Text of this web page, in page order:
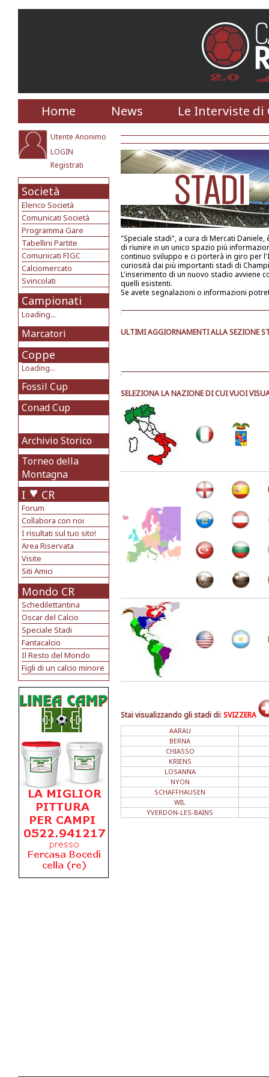
Home News Le Interviste di
Utente Anonimo
LOGIN
Registrati
Società
Elenco Società
Comunicati Società
Programma Gare
Tabellini Partite
Comunicati FIGC
Calciomercato
Svincolati
Campionati
Loading...
Marcatori
Coppe
Loading...
Fossil Cup
Conad Cup
Archivio Storico
Torneo della
Montagna
I CR
Forum
Collabora con noi
I risultati sul tuo sito!
Area Riservata
Visite
Siti Amici
Mondo CR
Schedilettantina
Oscar del Calcio
Speciale Stadi
Fantacalcio
Il Resto del Mondo
Figli di un calcio minore
"Speciale stadi", a cura di Mercati
di riunire in un unico spazio più
continuo sviluppo e ci porterà in giro per
curiosità dai più importanti stadi di
L'inserimento di un nuovo stadio avviene
quelli esistenti.
Se avete segnalazioni o informazioni
ULTIMI AGGIORNAMENTI ALLA SEZIONE
SELEZIONA LA NAZIONE DI CUI VUOI
Stai visualizzando gli stadi di:SVIZZERA
AARAU
BERNA
CHIASSO
KRIENS
LOSANNA
NYON
SCHAFFHAUSEN
WIL
YVERDON-LES-BAINS